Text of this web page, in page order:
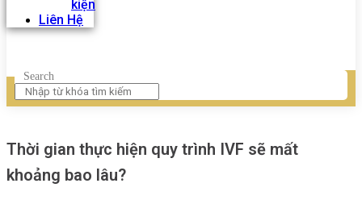
kiện
Liên Hệ
Search
Thời gian thực hiện quy trình IVF sẽ mất
khoảng bao lâu?